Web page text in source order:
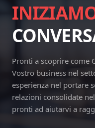
Pronti a scoprire come
Vostro business nel
esperienza nel portare
relazioni consolidate
pronti ad aiutarvi a